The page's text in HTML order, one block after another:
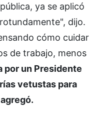
ya se aplicó
dijo.
cómo cuidar
de trabajo, menos
por un Presidente
vetustas para